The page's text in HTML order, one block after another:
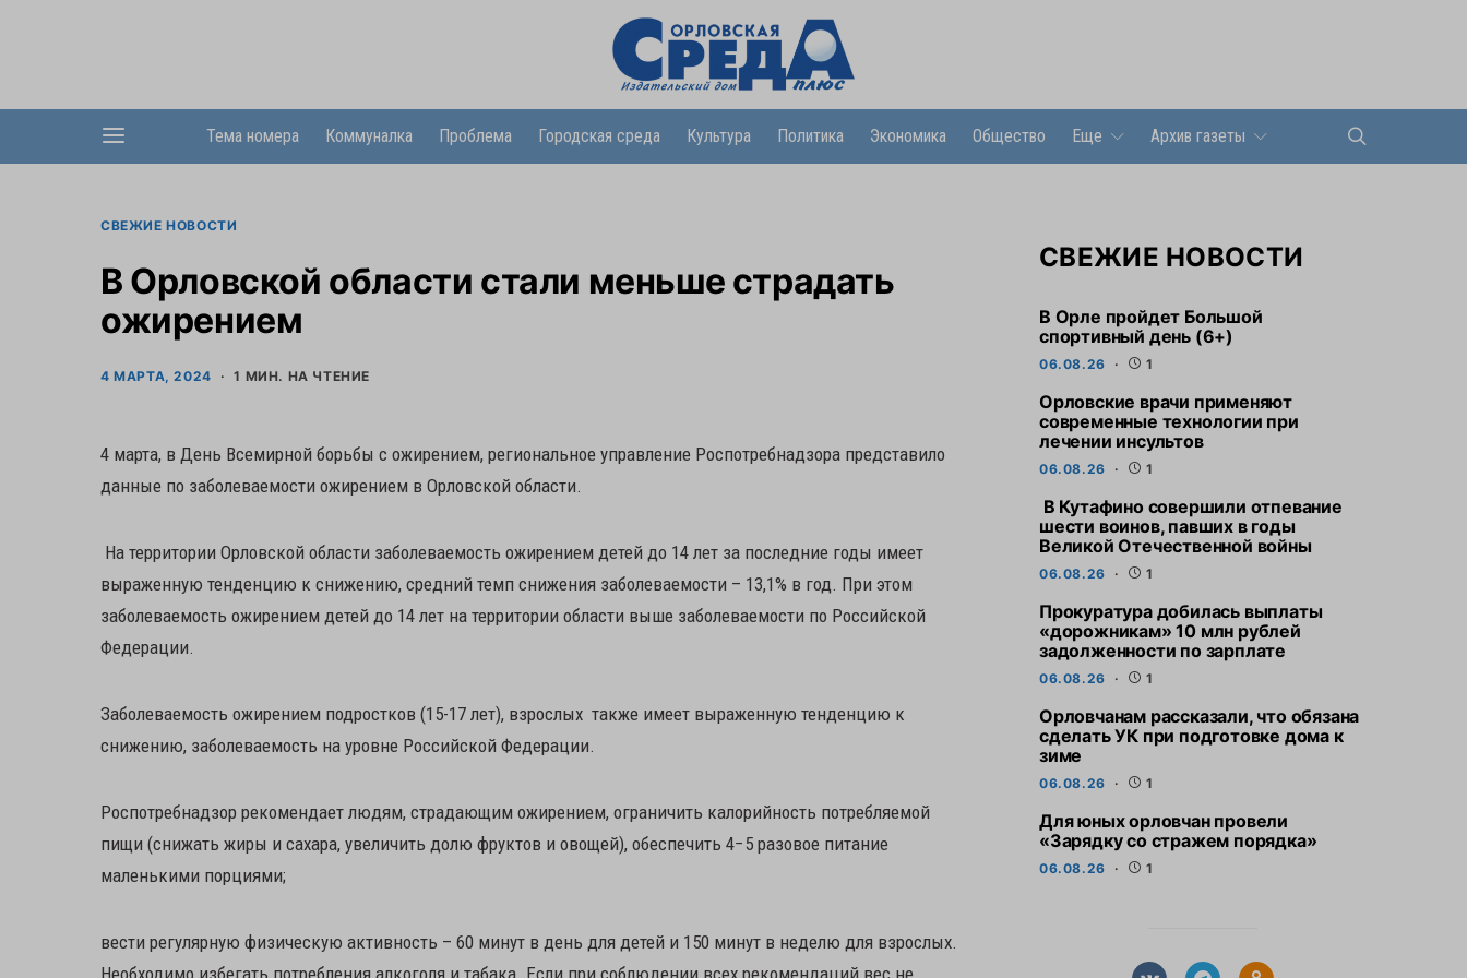
Тема номера Коммуналка Проблема Городская среда Культура Политика Экономика Общество Еще Архив газеты
СВЕЖИЕ НОВОСТИ
В Орловской области стали меньше страдать
ожирением
4 МАРТА, 2024 1 МИН. НА ЧТЕНИЕ
4 марта, в День Всемирной борьбы с ожирением, региональное управление Роспотребнадзора представило
данные по заболеваемости ожирением в Орловской области.
На территории Орловской области заболеваемость ожирением детей до 14 лет за последние годы имеет
выраженную тенденцию к снижению, средний темп снижения заболеваемости – 13,1% в год. При этом
заболеваемость ожирением детей до 14 лет на территории области выше заболеваемости по Российской
Федерации.
Заболеваемость ожирением подростков (15-17 лет), взрослых также имеет выраженную тенденцию к
снижению, заболеваемость на уровне Российской Федерации.
Роспотребнадзор рекомендает людям, страдающим ожирением, ограничить калорийность потребляемой
пищи (снижать жиры и сахара, увеличить долю фруктов и овощей), обеспечить 4−5 разовое питание
маленькими порциями;
вести регулярную физическую активность – 60 минут в день для детей и 150 минут в неделю для взрослых.
Необходимо избегать потребления алкоголя и табака. Если при соблюдении всех рекомендаций вес не
СВЕЖИЕ НОВОСТИ
В Орле пройдет Большой
спортивный день (6+)
06.08.26 1
Орловские врачи применяют
современные технологии при
лечении инсультов
06.08.26 1
В Кутафино совершили отпевание
шести воинов, павших в годы
Великой Отечественной войны
06.08.26 1
Прокуратура добилась выплаты
«дорожникам» 10 млн рублей
задолженности по зарплате
06.08.26 1
Орловчанам рассказали, что обязана
сделать УК при подготовке дома к
зиме
06.08.26 1
Для юных орловчан провели
«Зарядку со стражем порядка»
06.08.26 1